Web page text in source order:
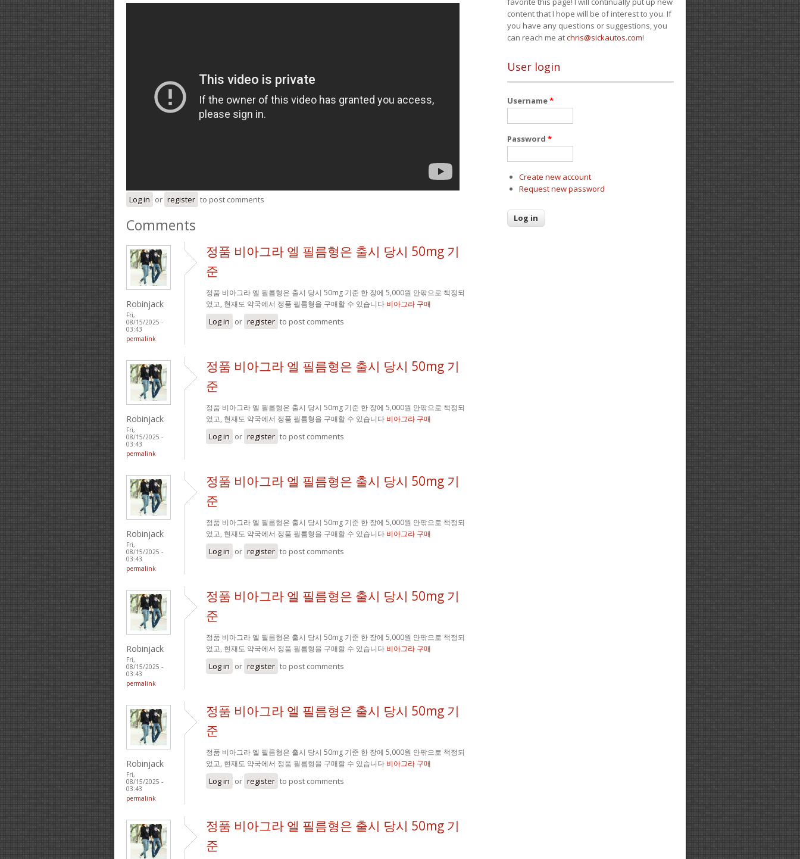
Log in or register to post comments
Comments
Robinjack
Fri,
08/15/2025 -
03:43
permalink
정품 비아그라 엘 필름형은 출시 당시 50mg 기
준
정품 비아그라 엘 필름형은 출시 당시 50mg 기준 한 장에 5,000원 안팎으로 책정되
었고, 현재도 약국에서 정품 필름형을 구매할 수 있습니다 비아그라 구매
Log in or register to post comments
Robinjack
Fri,
08/15/2025 -
03:43
permalink
정품 비아그라 엘 필름형은 출시 당시 50mg 기
준
정품 비아그라 엘 필름형은 출시 당시 50mg 기준 한 장에 5,000원 안팎으로 책정되
었고, 현재도 약국에서 정품 필름형을 구매할 수 있습니다 비아그라 구매
Log in or register to post comments
Robinjack
Fri,
08/15/2025 -
03:43
permalink
정품 비아그라 엘 필름형은 출시 당시 50mg 기
준
정품 비아그라 엘 필름형은 출시 당시 50mg 기준 한 장에 5,000원 안팎으로 책정되
었고, 현재도 약국에서 정품 필름형을 구매할 수 있습니다 비아그라 구매
Log in or register to post comments
Robinjack
Fri,
08/15/2025 -
03:43
permalink
정품 비아그라 엘 필름형은 출시 당시 50mg 기
준
정품 비아그라 엘 필름형은 출시 당시 50mg 기준 한 장에 5,000원 안팎으로 책정되
었고, 현재도 약국에서 정품 필름형을 구매할 수 있습니다 비아그라 구매
Log in or register to post comments
Robinjack
Fri,
08/15/2025 -
03:43
permalink
정품 비아그라 엘 필름형은 출시 당시 50mg 기
준
정품 비아그라 엘 필름형은 출시 당시 50mg 기준 한 장에 5,000원 안팎으로 책정되
었고, 현재도 약국에서 정품 필름형을 구매할 수 있습니다 비아그라 구매
Log in or register to post comments
정품 비아그라 엘 필름형은 출시 당시 50mg 기
준
content that I hope will be of interest to you. If
you have any questions or suggestions, you
can reach me atchris@sickautos.com!
User login
Username*
Password *
Create new account
Request new password